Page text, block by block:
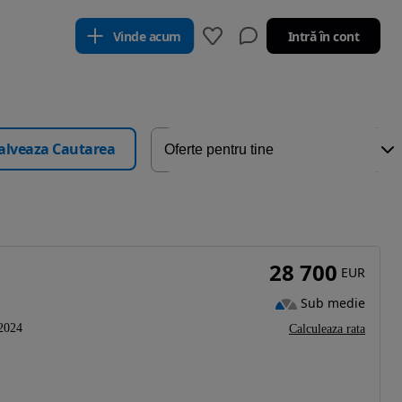
Vinde acum Intră în cont
Cautarea
28 700 EUR
Sub medie
Calculeaza rata